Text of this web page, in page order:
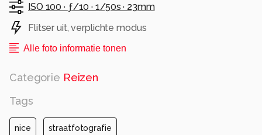
ISO 100 · ƒ/10 · 1/50s · 23mm
Flitser uit, verplichte modus
Alle foto informatie tonen
Categorie Reizen
Tags
nice straatfotografie